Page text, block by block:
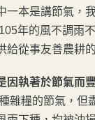
一本是講節氣，
年的風不調雨
給從事友善農耕
因執著於節氣而
雜糧的節氣，但